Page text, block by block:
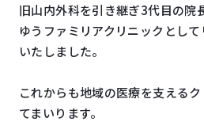
旧山内外科を引き継ぎ3代目の院
ゆうファミリアクリニックとし
いたしました。
これからも地域の医療を支える
てまいります。